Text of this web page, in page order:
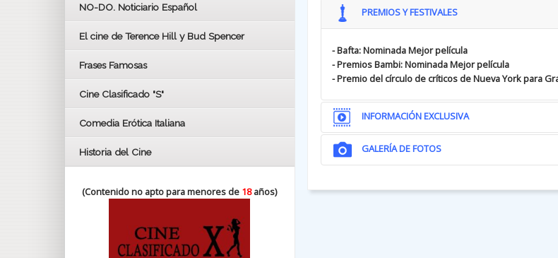
PREMIOS Y FESTIVALES
- Bafta: Nominada Mejor película
- Premios Bambi: Nominada Mejor película
- Premio del círculo de críticos de Nueva York para
INFORMACIÓN EXCLUSIVA
GALERÍA DE FOTOS
BAFTA
NO-DO. Noticiario Español
El cine de Terence Hill y Bud Spencer
Frases Famosas
Cine Clasificado "S"
Comedia Erótica Italiana
Historia del Cine
(Contenido no apto para menores de 18años)